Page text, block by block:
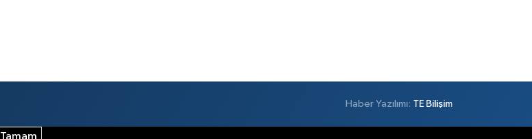
Haber Yazılımı: TE Bilişim